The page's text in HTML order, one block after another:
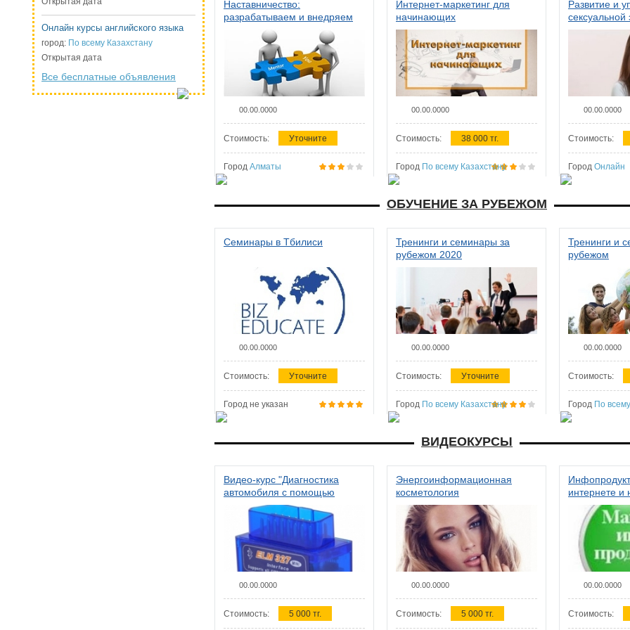
Онлайн курсы английского языка
город: По всему Казахстану
Открытая дата
Все бесплатные объявления
Наставничество:
разрабатываем и внедряем
систему наставничества в
организации
00.00.0000
Стоимость: Уточните
Город Алматы
Интернет-маркетинг для
начинающих
00.00.0000
Стоимость: 38 000 тг.
Город По всему Казахстану
Развитие и
сексуальной
женщин
00.00.0000
Стоимость:
Город Онлайн
ОБУЧЕНИЕ ЗА РУБЕЖОМ
Семинары в Тбилиси
00.00.0000
Стоимость: Уточните
Город не указан
Тренинги и семинары за
рубежом 2020
00.00.0000
Стоимость: Уточните
Город По всему Казахстану
Тренинги и
рубежом
00.00.0000
Стоимость:
Город По
ВИДЕОКУРСЫ
Видео-курс "Диагностика
автомобиля с помощью
сканера ELM 327"
00.00.0000
Стоимость: 5 000 тг.
Энергоинформационная
косметология
00.00.0000
Стоимость: 5 000 тг.
интернете и
00.00.0000
Стоимость: